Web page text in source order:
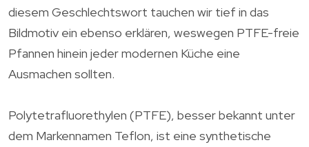
diesem Geschlechtswort tauchen wir tief in das
Bildmotiv ein ebenso erklären, weswegen PTFE-freie
Pfannen hinein jeder modernen Küche eine
Ausmachen sollten.
Polytetrafluorethylen (PTFE), besser bekannt unter
dem Markennamen Teflon, ist eine synthetische